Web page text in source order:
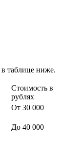
таблице ниже.
Стоимость в
рублях
От 30 000
До 40 000